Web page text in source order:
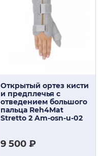
Открытый ортез кисти
и предплечья с
отведением большого
пальца Reh4Mat
Stretto 2 Am-osn-u-02
9 500 ₽